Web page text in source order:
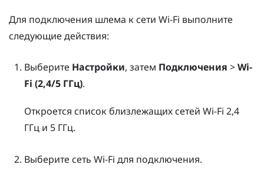
Для подключения шлема к сети Wi‍-Fi выполните
следующие действия:
Выберите Настройки, затем Подключения >Wi-
Fi (2,4/5 ГГц).
Откроется список близлежащих сетей Wi‍-Fi 2,4
ГГц и 5 ГГц.
Выберите сеть Wi‍-Fi для подключения.